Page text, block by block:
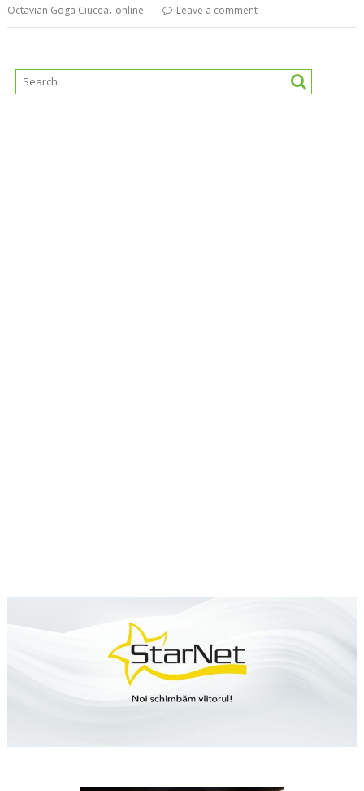
Octavian Goga Ciucea, online Leave a comment